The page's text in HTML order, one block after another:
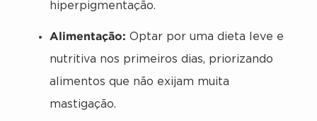
hiperpigmentação.
Alimentação: Optar por uma dieta leve e
nutritiva nos primeiros dias, priorizando
alimentos que não exijam muita
mastigação.